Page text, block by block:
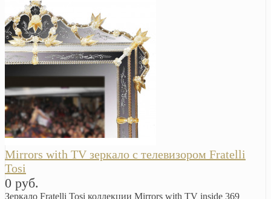
Mirrors with TV зеркало с телевизором Fratelli
Tosi
0 руб.
Зеркало Fratelli Tosi коллекции Mirrors with TV inside 369